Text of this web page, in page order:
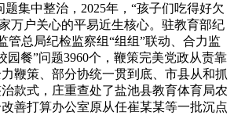
集中整治，2025年，“孩子们吃得好欠
万户关心的平易近生核心。驻教育部纪
管总局纪检监察组“组组”联动、合力监
园餐”问题3960个，鞭策完美党政从责靠
鞭策、部分协统一贯到底、市县从和抓
款式，庄重查处了盐池县教育体育局农
善打算办公室原从任崔某某等一批沉点